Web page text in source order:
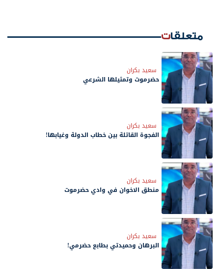
متعلقات
سعيد بكران
حضرموت وتمثيلها الشرعي
سعيد بكران
الفجوة القاتلة بين خطاب الدولة وغيابها!
سعيد بكران
منطق الاخوان في وادي حضرموت
سعيد بكران
البرهان وحميدتي بطابع حضرمي!